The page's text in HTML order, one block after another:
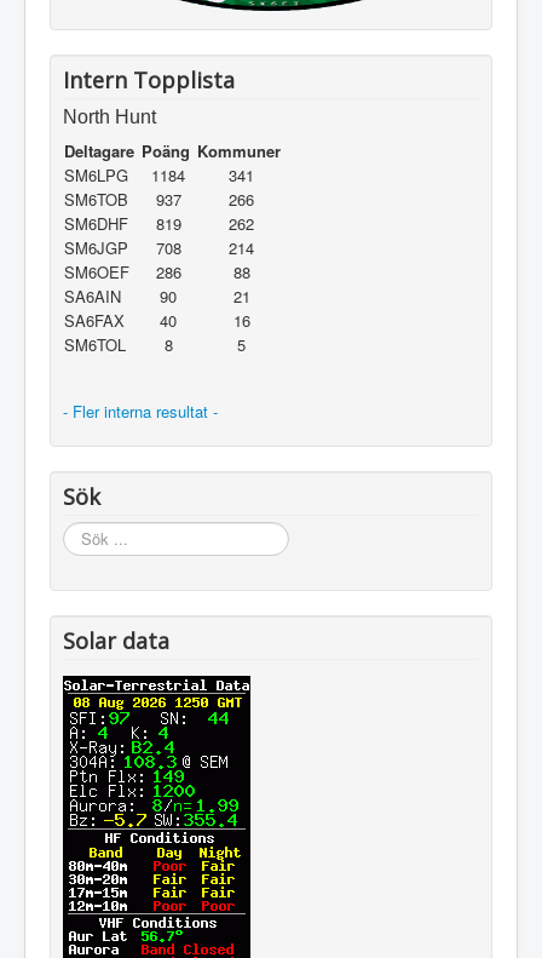
Intern Topplista
North Hunt
Deltagare Poäng Kommuner
SM6LPG
1184
341
SM6TOB
937
266
SM6DHF
819
262
SM6JGP
708
214
SM6OEF
286
88
SA6AIN
90
21
SA6FAX
40
16
SM6TOL
8 5
- Fler interna resultat -
Sök
Sök
...
Solar data